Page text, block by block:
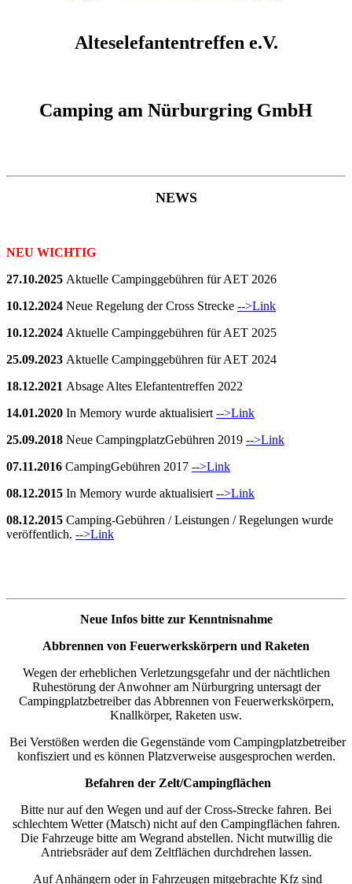
Alteselefantentreffen e.V.
Camping am Nürburgring GmbH
NEWS
NEU WICHTIG
27.10.2025 Aktuelle Campinggebühren für AET 2026
10.12.2024 Neue Regelung der Cross Strecke -->Link
10.12.2024 Aktuelle Campinggebühren für AET 2025
25.09.2023 Aktuelle Campinggebühren für AET 2024
18.12.2021 Absage Altes Elefantentreffen 2022
14.01.2020 In Memory wurde aktualisiert -->Link
25.09.2018 Neue CampingplatzGebühren 2019 -->Link
07.11.2016 CampingGebühren 2017 -->Link
08.12.2015 In Memory wurde aktualisiert -->Link
08.12.2015 Camping-Gebühren / Leistungen / Regelungen wurde
veröffentlich. -->Link
Neue Infos bitte zur Kenntnisnahme
Abbrennen von Feuerwerkskörpern und Raketen
Wegen der erheblichen Verletzungsgefahr und der nächtlichen
Ruhestörung der Anwohner am Nürburgring untersagt der
Campingplatzbetreiber das Abbrennen von Feuerwerkskörpern,
Knallkörper, Raketen usw.
Bei Verstößen werden die Gegenstände vom Campingplatzbetreiber
konfisziert und es können Platzverweise ausgesprochen werden.
Befahren der Zelt/Campingflächen
Bitte nur auf den Wegen und auf der Cross-Strecke fahren. Bei
schlechtem Wetter (Matsch) nicht auf den Campingflächen fahren.
Die Fahrzeuge bitte am Wegrand abstellen. Nicht mutwillig die
Antriebsräder auf dem Zeltflächen durchdrehen lassen.
Auf Anhängern oder in Fahrzeugen mitgebrachte Kfz sind